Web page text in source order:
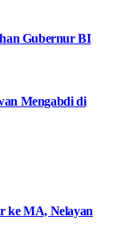
Gubernur BI
Mengabdi di
ke MA, Nelayan